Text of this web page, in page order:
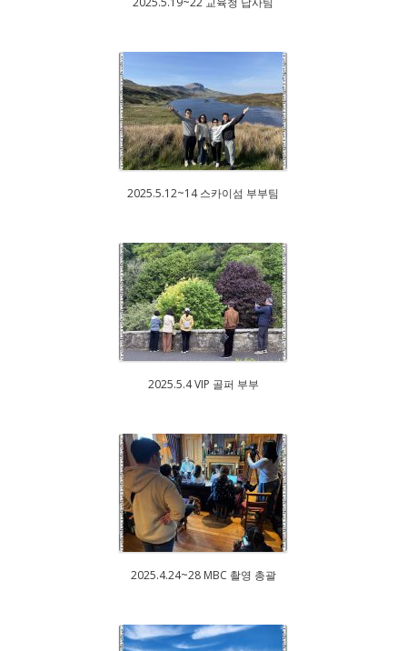
2025.5.12~14 스카이섬 부부팀
2025.5.4 VIP 골퍼 부부
2025.4.24~28 MBC 촬영 총괄